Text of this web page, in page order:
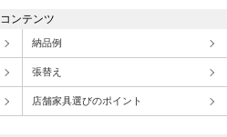
コンテンツ
納品例
張替え
店舗家具選びのポイント